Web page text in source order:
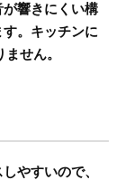
響きにくい構
。キッチンに
せん。
やすいので、